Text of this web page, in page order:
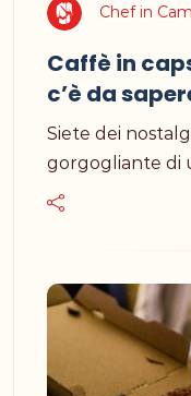
Chef in
Caffè in
c’è da
Siete dei
gorgogliante di